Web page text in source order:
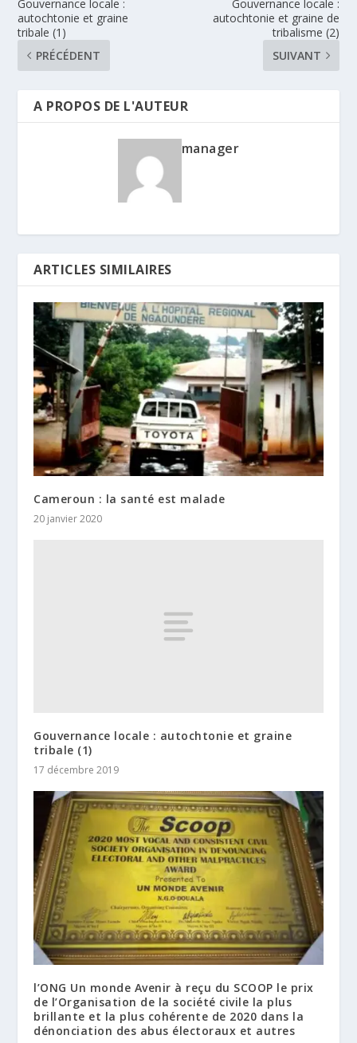
Gouvernance locale :
autochtonie et graine
tribale (1)
PRÉCÉDENT
Gouvernance locale :
autochtonie et graine de
tribalisme (2)
SUIVANT
A PROPOS DE L'AUTEUR
manager
ARTICLES SIMILAIRES
Cameroun : la santé est malade
20 janvier 2020
Gouvernance locale : autochtonie et graine
tribale (1)
17 décembre 2019
l’ONG Un monde Avenir à reçu du SCOOP le prix
de l’Organisation de la société civile la plus
brillante et la plus cohérente de 2020 dans la
dénonciation des abus électoraux et autres